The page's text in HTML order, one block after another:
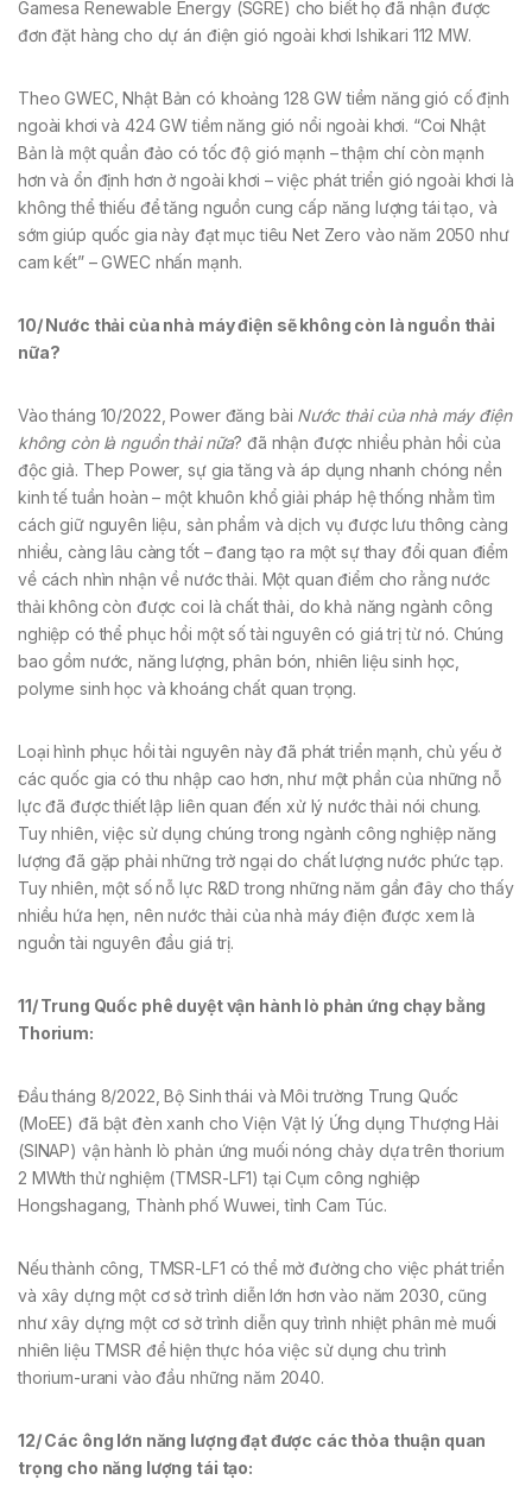
Gamesa Renewable Energy (SGRE) cho biết họ đã nhận được
đơn đặt hàng cho dự án điện gió ngoài khơi Ishikari 112 MW.
Theo GWEC, Nhật Bản có khoảng 128 GW tiềm năng gió cố định
ngoài khơi và 424 GW tiềm năng gió nổi ngoài khơi. “Coi Nhật
Bản là một quần đảo có tốc độ gió mạnh – thậm chí còn mạnh
hơn và ổn định hơn ở ngoài khơi – việc phát triển gió ngoài khơi là
không thể thiếu để tăng nguồn cung cấp năng lượng tái tạo, và
sớm giúp quốc gia này đạt mục tiêu Net Zero vào năm 2050 như
cam kết” – GWEC nhấn mạnh.
10/ Nước thải của nhà máy điện sẽ không còn là nguồn thải
nữa?
Vào tháng 10/2022, Power đăng bài Nước thải của nhà máy điện
không còn là nguồn thải nữa? đã nhận được nhiều phản hồi của
độc giả. Thep Power, sự gia tăng và áp dụng nhanh chóng nền
kinh tế tuần hoàn – một khuôn khổ giải pháp hệ thống nhằm tìm
cách giữ nguyên liệu, sản phẩm và dịch vụ được lưu thông càng
nhiều, càng lâu càng tốt – đang tạo ra một sự thay đổi quan điểm
về cách nhìn nhận về nước thải. Một quan điểm cho rằng nước
thải không còn được coi là chất thải, do khả năng ngành công
nghiệp có thể phục hồi một số tài nguyên có giá trị từ nó. Chúng
bao gồm nước, năng lượng, phân bón, nhiên liệu sinh học,
polyme sinh học và khoáng chất quan trọng.
Loại hình phục hồi tài nguyên này đã phát triển mạnh, chủ yếu ở
các quốc gia có thu nhập cao hơn, như một phần của những nỗ
lực đã được thiết lập liên quan đến xử lý nước thải nói chung.
Tuy nhiên, việc sử dụng chúng trong ngành công nghiệp năng
lượng đã gặp phải những trở ngại do chất lượng nước phức tạp.
Tuy nhiên, một số nỗ lực R&D trong những năm gần đây cho thấy
nhiều hứa hẹn, nên nước thải của nhà máy điện được xem là
nguồn tài nguyên đầu giá trị.
11/ Trung Quốc phê duyệt vận hành lò phản ứng chạy bằng
Thorium:
Đầu tháng 8/2022, Bộ Sinh thái và Môi trường Trung Quốc
(MoEE) đã bật đèn xanh cho Viện Vật lý Ứng dụng Thượng Hải
(SINAP) vận hành lò phản ứng muối nóng chảy dựa trên thorium
2 MWth thử nghiệm (TMSR-LF1) tại Cụm công nghiệp
Hongshagang, Thành phố Wuwei, tỉnh Cam Túc.
Nếu thành công, TMSR-LF1 có thể mở đường cho việc phát triển
và xây dựng một cơ sở trình diễn lớn hơn vào năm 2030, cũng
như xây dựng một cơ sở trình diễn quy trình nhiệt phân mẻ muối
nhiên liệu TMSR để hiện thực hóa việc sử dụng chu trình
thorium-urani vào đầu những năm 2040.
12/ Các ông lớn năng lượng đạt được các thỏa thuận quan
trọng cho năng lượng tái tạo: